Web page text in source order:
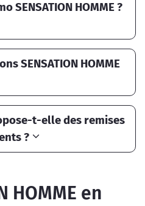
SENSATION HOMME ?
SENSATION HOMME
t-elle des remises
?
HOMME en